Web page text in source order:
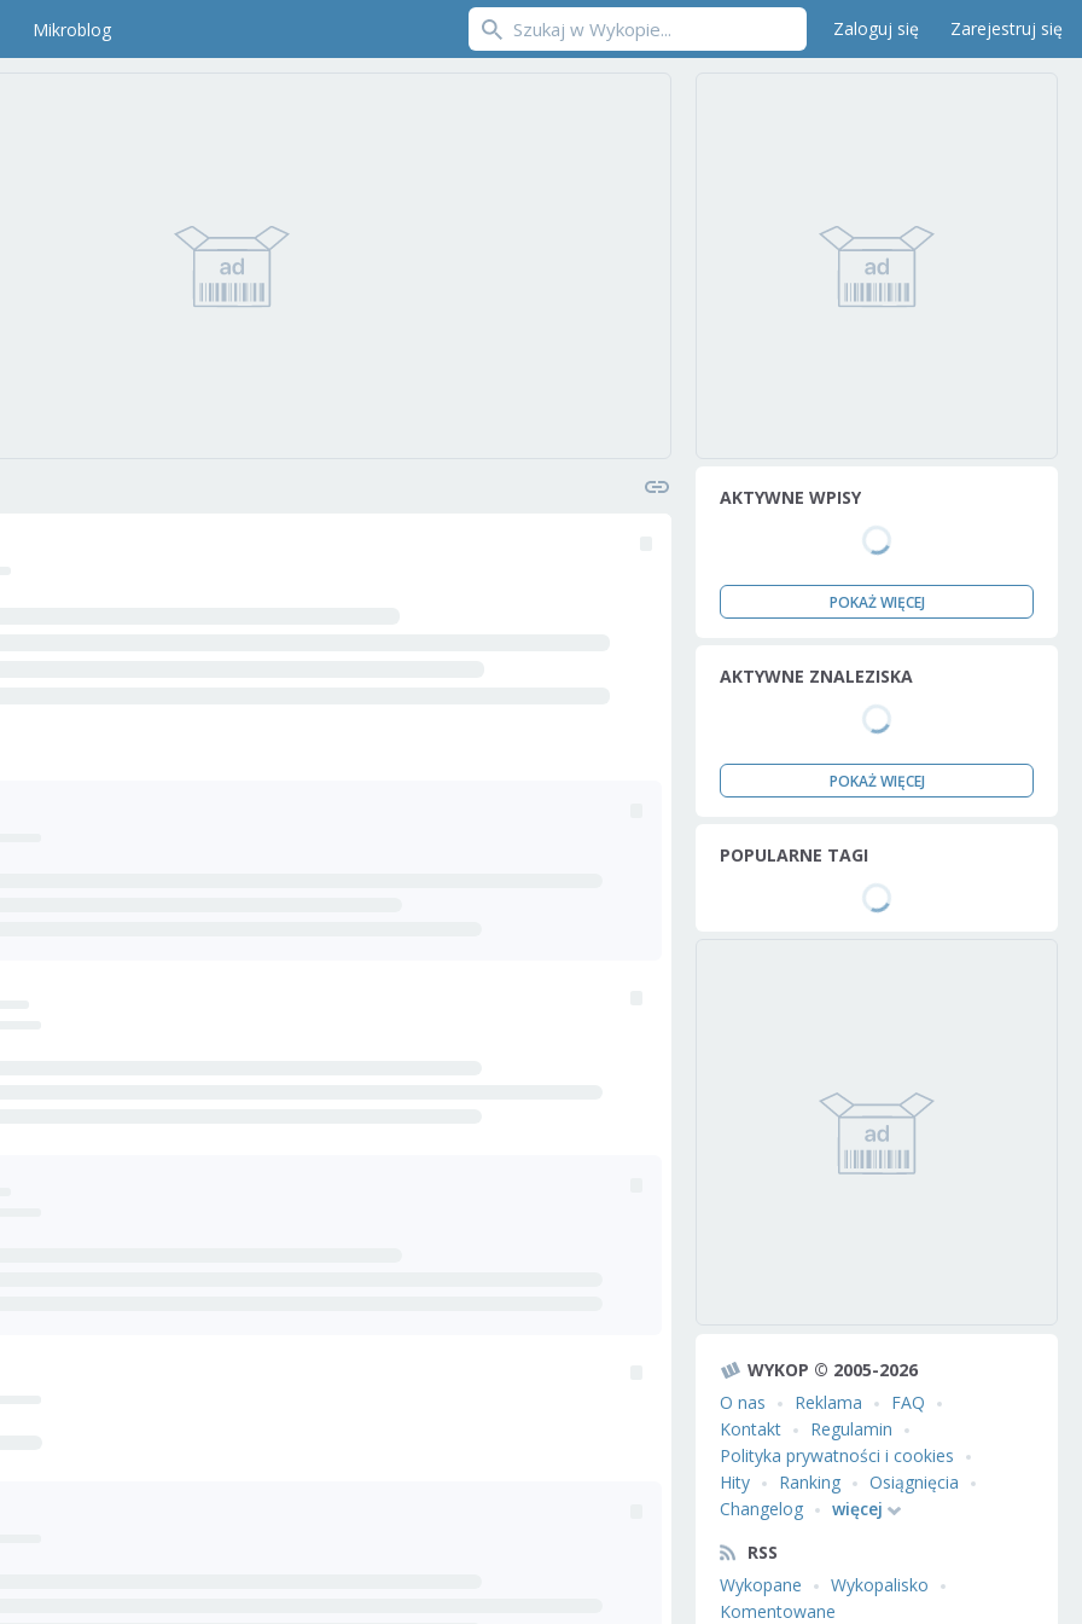
Mikroblog Zaloguj się Zarejestruj się
AKTYWNE WPISY
POKAŻ WIĘCEJ
AKTYWNE ZNALEZISKA
POKAŻ WIĘCEJ
POPULARNE TAGI
WYKOP © 2005-2026
O nas
Reklama
FAQ
Kontakt
Regulamin
Polityka prywatności i cookies
Hity
Ranking
Osiągnięcia
Changelog
więcej
RSS
Wykopane
Wykopalisko
Komentowane